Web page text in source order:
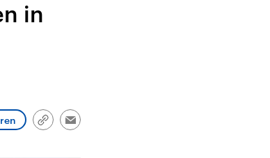
in
Link
Email